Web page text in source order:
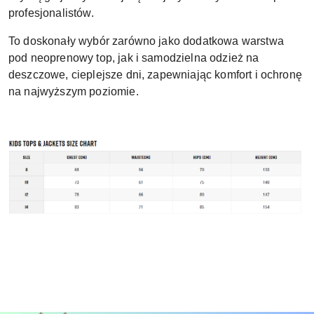
profesjonalistów.
To doskonały wybór zarówno jako dodatkowa warstwa
pod neoprenowy top, jak i samodzielna odzież na
deszczowe, cieplejsze dni, zapewniając komfort i ochronę
na najwyższym poziomie.